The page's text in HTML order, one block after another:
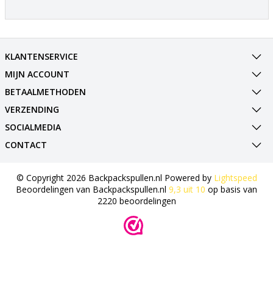
KLANTENSERVICE
MIJN ACCOUNT
BETAALMETHODEN
VERZENDING
SOCIALMEDIA
CONTACT
© Copyright 2026 Backpackspullen.nl Powered by Lightspeed
Beoordelingen van Backpackspullen.nl 9,3 uit 10 op basis van
2220 beoordelingen